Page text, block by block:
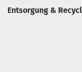
Entsorgung &